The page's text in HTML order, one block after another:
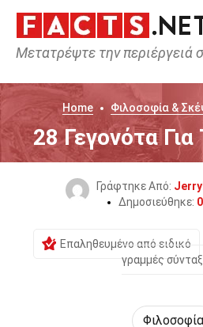
Μετατρέψτε την περιέργειά
Home Φιλοσοφία &
28 Γεγονότα
Γράφτηκε Από:
Δημοσιεύθηκε:
Επαληθευμένο από ειδικό
γραμμές
Φιλοσοφία